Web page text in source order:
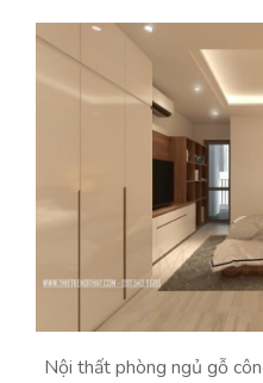
Nội thất phòng ngủ gỗ